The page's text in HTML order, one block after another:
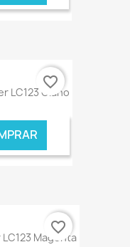
€ ONLINE
LC123 Ciano
€ ONLINE
favorite_border
Magenta
favorite_border